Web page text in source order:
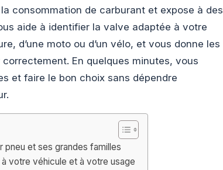
consommation de carburant et expose à des
aide à identifier la valve adaptée à votre
d’une moto ou d’un vélo, et vous donne les
En quelques minutes, vous
et faire le bon choix sans dépendre
pneu et ses grandes familles
votre véhicule et à votre usage